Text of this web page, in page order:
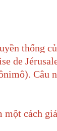
thống
de
Câu
một cách